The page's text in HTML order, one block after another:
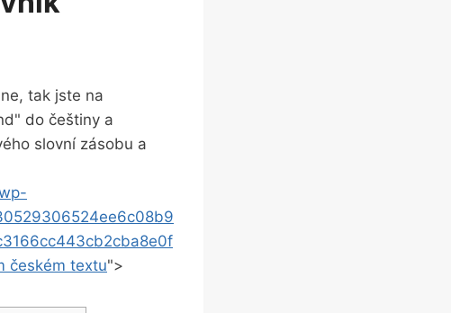
tak jste na
do češtiny a⁤
slovní zásobu a
českém textu">